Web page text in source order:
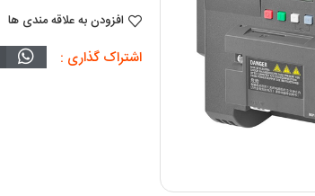
افزودن به علاقه مندی ها
اشتراک گذاری :